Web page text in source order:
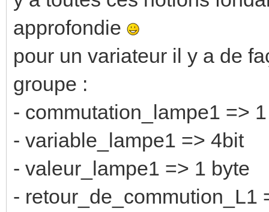
approfondie
pour un variateur il y a de
groupe :
- commutation_lampe1 =>
- variable_lampe1 => 4bit
- valeur_lampe1 => 1 byte
- retour_de_commution_L1